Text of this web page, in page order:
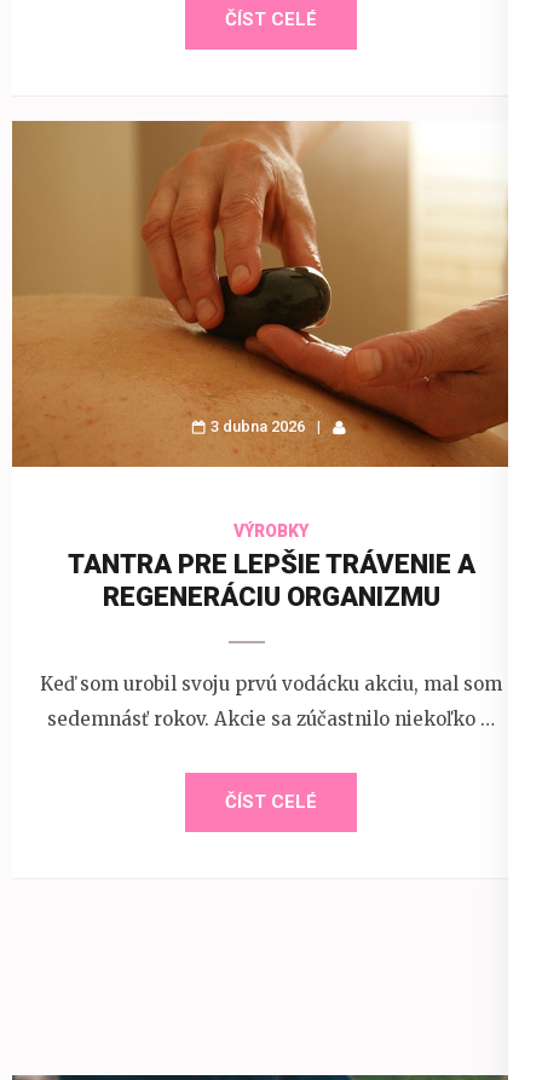
ČÍST CELÉ
3 dubna 2026
VÝROBKY
TANTRA PRE LEPŠIE TRÁVENIE A
REGENERÁCIU ORGANIZMU
Keď som urobil svoju prvú vodácku akciu, mal som
sedemnásť rokov. Akcie sa zúčastnilo niekoľko …
ČÍST CELÉ